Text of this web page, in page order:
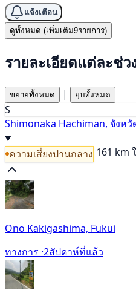
แจ้งเตือน
ดูทั้งหมด (เพิ่มเติม9รายการ)
รายละเอียดแต่ละช่ว
ขยายทั้งหมด | ยุบทั้งหมด
S
Shimonaka Hachiman, จังหวั
ความเสี่ยงปานกลาง 161 km
Ono Kakigashima, Fukui
ทางการ ·2สัปดาห์ที่แล้ว